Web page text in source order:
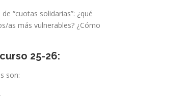
“cuotas solidarias”: ¿qué
as más vulnerables? ¿Cómo
25-26:
son: